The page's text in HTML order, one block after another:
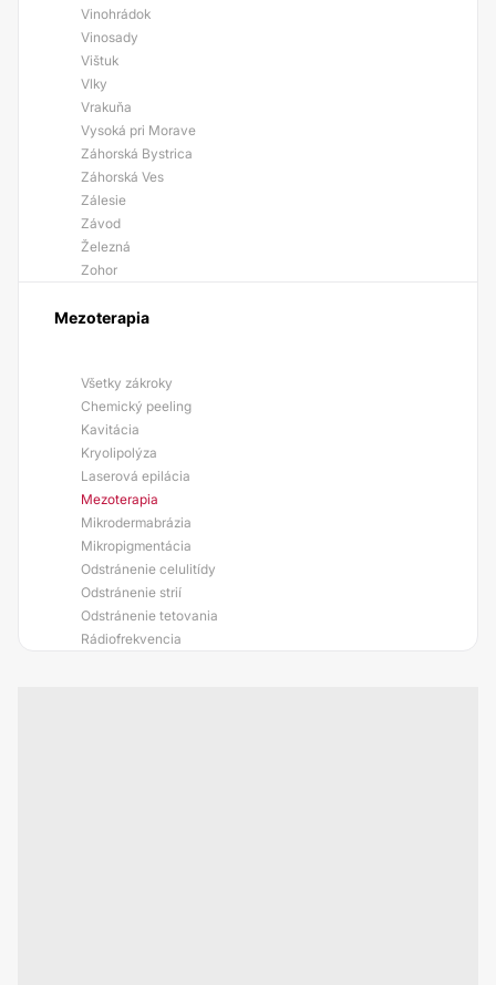
Vinohrádok
Vinosady
Vištuk
Vlky
Vrakuňa
Vysoká pri Morave
Záhorská Bystrica
Záhorská Ves
Zálesie
Závod
Železná
Zohor
Mezoterapia
Všetky zákroky
Chemický peeling
Kavitácia
Kryolipolýza
Laserová epilácia
Mezoterapia
Mikrodermabrázia
Mikropigmentácia
Odstránenie celulitídy
Odstránenie strií
Odstránenie tetovania
Rádiofrekvencia